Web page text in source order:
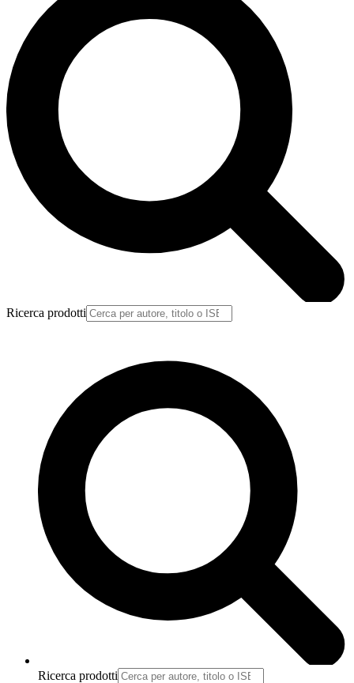
Ricerca prodotti
Ricerca prodotti